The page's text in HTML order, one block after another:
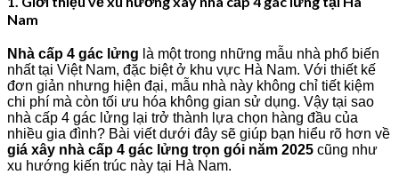
Nam
Nhà cấp 4 gác lửng là một trong những mẫu nhà phổ biến
nhất tại Việt Nam, đặc biệt ở khu vực Hà Nam. Với thiết kế
đơn giản nhưng hiện đại, mẫu nhà này không chỉ tiết kiệm
chi phí mà còn tối ưu hóa không gian sử dụng. Vậy tại sao
nhà cấp 4 gác lửng lại trở thành lựa chọn hàng đầu của
nhiều gia đình? Bài viết dưới đây sẽ giúp bạn hiểu rõ hơn về
giá xây nhà cấp 4 gác lửng trọn gói năm 2025 cũng như
xu hướng kiến trúc này tại Hà Nam.